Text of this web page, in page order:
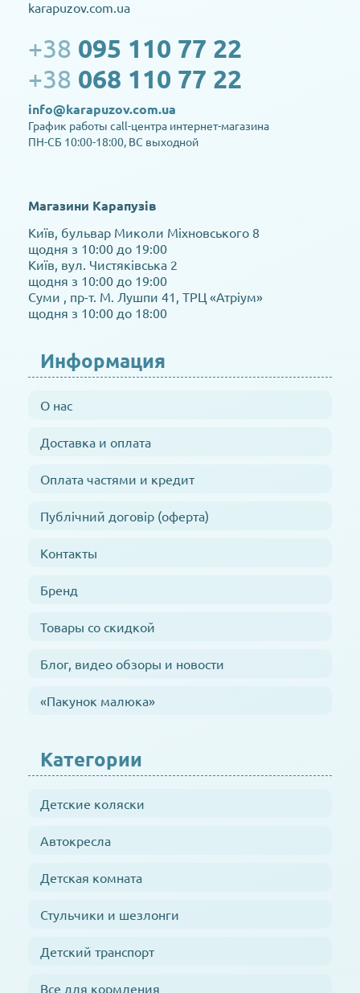
karapuzov.com.ua
+38 095 110 77 22
+38 068 110 77 22
info@karapuzov.com.ua
График работы call-центра интернет-магазина
ПН-СБ 10:00-18:00, ВС выходной
Магазини Карапузів
Київ, бульвар Миколи Міхновського 8
щодня з 10:00 до 19:00
Київ, вул. Чистяківська 2
щодня з 10:00 до 19:00
Суми , пр-т. М. Лушпи 41, ТРЦ «Атріум»
щодня з 10:00 до 18:00
Информация
О нас
Доставка и оплата
Оплата частями и кредит
Публічний договір (оферта)
Контакты
Бренд
Товары со скидкой
Блог, видео обзоры и новости
«Пакунок малюка»
Категории
Детские коляски
Автокресла
Детская комната
Стульчики и шезлонги
Детский транспорт
Все для кормления